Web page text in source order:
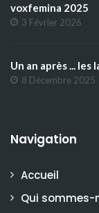
voxfemina 2025
3 Février 2026
Un an après ...
8 Décembre 2025
Navigation
Accueil
Qui sommes-